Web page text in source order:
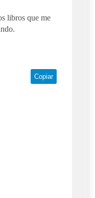
libros que me
Copiar